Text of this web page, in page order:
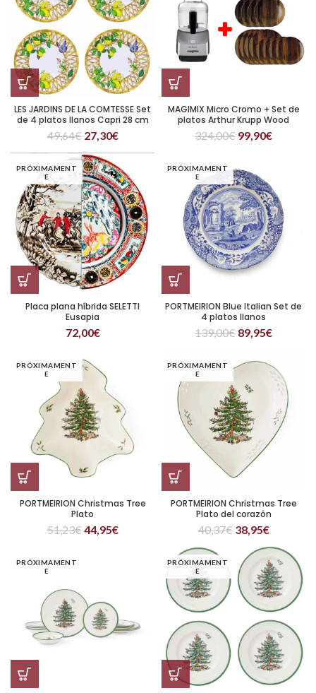
LES JARDINS DE LA COMTESSE Set
de 4 platos llanos Capri 28 cm
49,64€ 27,30€
MAGIMIX Micro Cromo + Set de
platos Arthur Krupp Wood
Essence
324,00€ 99,90€
PRÓXIMAMENT
E
Placa plana híbrida SELETTI
Eusapia
72,00€
PRÓXIMAMENT
E
PORTMEIRION Blue Italian Set de
4 platos llanos
139,00€ 89,95€
PRÓXIMAMENT
E
PORTMEIRION Christmas Tree
Plato
51,23€44,95€
PRÓXIMAMENT
E
PORTMEIRION Christmas Tree
Plato del corazón
40,37€ 38,95€
PRÓXIMAMENT
E
PRÓXIMAMENT
E